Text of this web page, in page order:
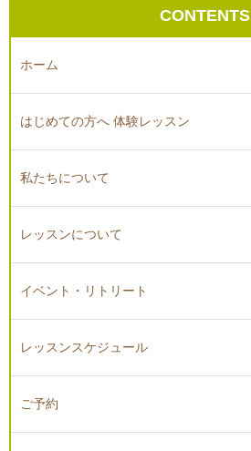
CONTENTS
ホーム
はじめての方へ 体験レッスン
私たちについて
レッスンについて
イベント・リトリート
レッスンスケジュール
ご予約